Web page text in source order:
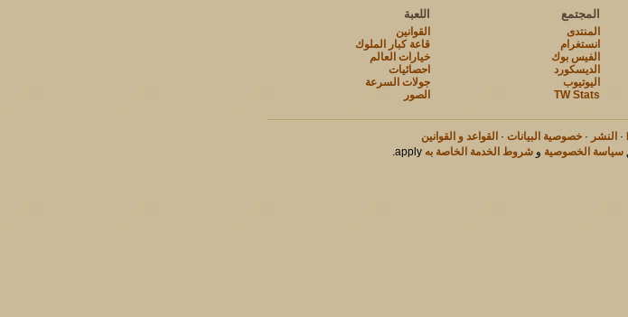
اللعبة
القوانين
قاعة كبار الملوك
خيارات العالم
احصائيات
جولات السرعة
الصور
المجتمع
المنتدى
انستغرام
الفيس بوك
الديسكورد
اليوتيوب
TW Stats
· النشر · خصوصية البيانات · القواعد و القوانين
سياسة الخصوصية و شروط الخدمة الخاصة به